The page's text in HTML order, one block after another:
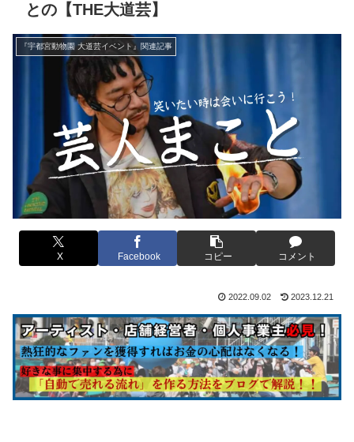
との【THE大道芸】
『宇都宮動物園 大道芸イベント』関連記事
X Facebook コピー コメント
2022.09.02 2023.12.21